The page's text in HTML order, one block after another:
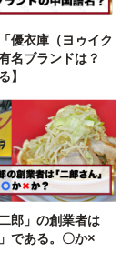
優衣庫（ヨゥイク
名ブランドは？
】
郎」の創業者は
である。〇か×